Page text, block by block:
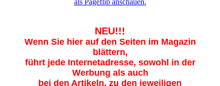
als Pageflip anschauen.
NEU!!!
Wenn Sie hier auf den Seiten im Magazin
blättern,
führt jede Internetadresse, sowohl in der
Werbung als auch
bei den Artikeln, zu den jeweiligen